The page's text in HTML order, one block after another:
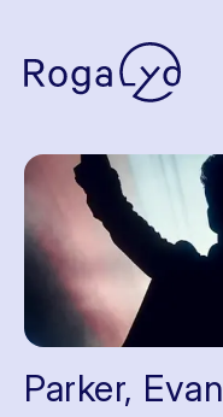
Parker, Evan